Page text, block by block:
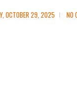
OCTOBER 29, 2025 NO